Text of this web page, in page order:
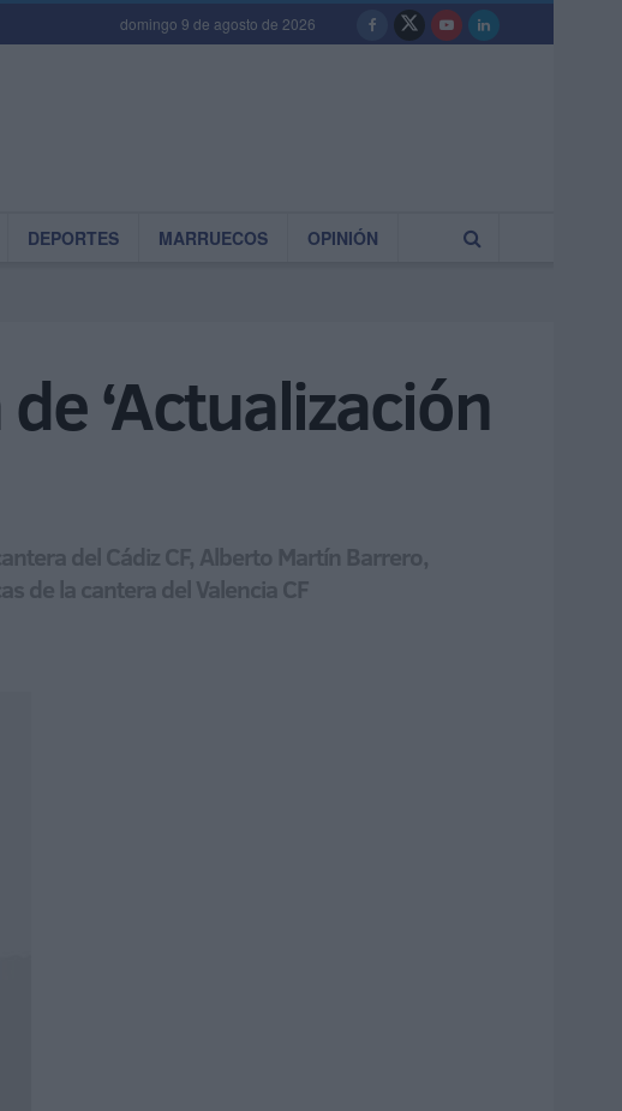
domingo 9 de agosto de 2026
DEPORTES MARRUECOS OPINIÓN
‘Actualización
del Cádiz CF, Alberto Martín Barrero,
de la cantera del Valencia CF